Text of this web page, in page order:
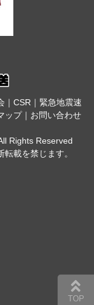
｜ CSR｜ 緊急地震速
ップ｜ お問い合わせ
Rights Reserved
載を禁じます。